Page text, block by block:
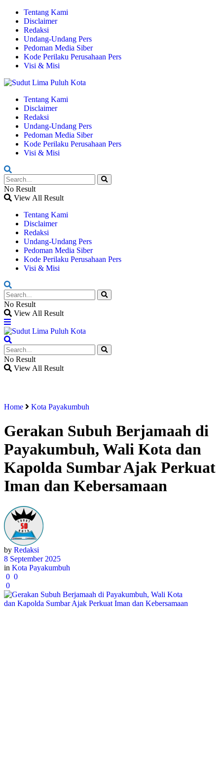
Tentang Kami
Disclaimer
Redaksi
Undang-Undang Pers
Pedoman Media Siber
Kode Perilaku Perusahaan Pers
Visi & Misi
Tentang Kami
Disclaimer
Redaksi
Undang-Undang Pers
Pedoman Media Siber
Kode Perilaku Perusahaan Pers
Visi & Misi
No Result
View All Result
Tentang Kami
Disclaimer
Redaksi
Undang-Undang Pers
Pedoman Media Siber
Kode Perilaku Perusahaan Pers
Visi & Misi
No Result
View All Result
No Result
View All Result
Home Kota Payakumbuh
Gerakan Subuh Berjamaah di
Payakumbuh, Wali Kota dan
Kapolda Sumbar Ajak Perkuat
Iman dan Kebersamaan
by Redaksi
8 September 2025
in Kota Payakumbuh
0 0
0